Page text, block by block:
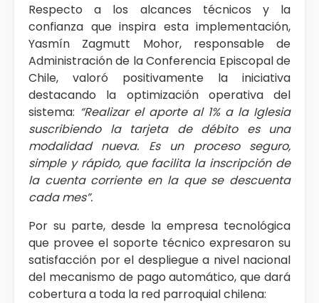
Respecto a los alcances técnicos y la
confianza que inspira esta implementación,
Yasmín Zagmutt Mohor, responsable de
Administración de la Conferencia Episcopal de
Chile, valoró positivamente la iniciativa
destacando la optimización operativa del
sistema: “Realizar el aporte al 1% a la Iglesia
suscribiendo la tarjeta de débito es una
modalidad nueva. Es un proceso seguro,
simple y rápido, que facilita la inscripción de
la cuenta corriente en la que se descuenta
cada mes”.
Por su parte, desde la empresa tecnológica
que provee el soporte técnico expresaron su
satisfacción por el despliegue a nivel nacional
del mecanismo de pago automático, que dará
cobertura a toda la red parroquial chilena: